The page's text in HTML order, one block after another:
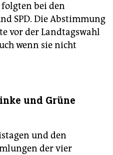
bei den
SPD. Die Abstimmung
vor der Landtagswahl
wenn sie nicht
und Grüne
und den
der vier